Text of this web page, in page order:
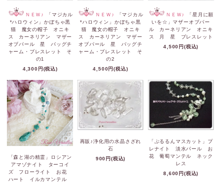
ＮＥＷ♪
「マジカル
*ハロウィン」かぼちゃ黒
猫 魔女の帽子 オニキ
ス カーネリアン マザー
オブパール 星 バッグチ
ャーム・ブレスレット そ
の1
4,300円(税込)
ＮＥＷ♪
「マジカル
*ハロウィン」かぼちゃ黒
猫 魔女の帽子 オニキ
ス カーネリアン マザー
オブパール 星 バッグチ
ャーム・ブレスレット そ
の2
4,500円(税込)
ＮＥＷ♪
「星月に願
いを☆」マザーオブパー
ル カーネリアン オニキ
ス 月 星 ブレスレット
4,500円(税込)
「森と湖の精霊」ロシアン
アマゾナイト ターコイ
ズ フローライト お花
ハート イルカマンテル
再販♪浄化用の水晶さざれ
石
900円(税込)
「ぷるるんマスカット」プ
レナイト 淡水パール お
花 葡萄マンテル ネック
レス
8,600円(税込)